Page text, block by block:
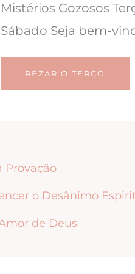
Mistérios Gozosos
Sábado Seja bem-
REZAR O TERÇO
Provação
o Desânimo
de Deus